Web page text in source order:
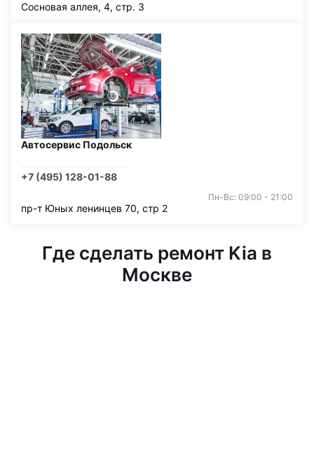
Сосновая аллея, 4, стр. 3
Автосервис Подольск
+7 (495) 128-01-88
Пн-Вс: 09:00 - 21:00
пр-т Юных ленинцев 70, стр 2
Где сделать ремонт Kia в
Москве